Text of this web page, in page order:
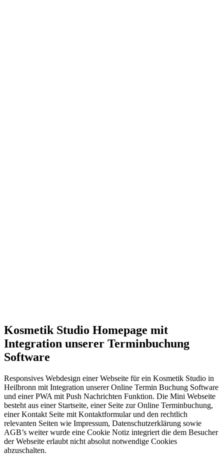
Kosmetik Studio Homepage mit
Integration unserer Terminbuchung
Software
Responsives Webdesign einer Webseite für ein Kosmetik Studio in
Heilbronn mit Integration unserer Online Termin Buchung Software
und einer PWA mit Push Nachrichten Funktion. Die Mini Webseite
besteht aus einer Startseite, einer Seite zur Online Terminbuchung,
einer Kontakt Seite mit Kontaktformular und den rechtlich
relevanten Seiten wie Impressum, Datenschutzerklärung sowie
AGB’s weiter wurde eine Cookie Notiz integriert die dem Besucher
der Webseite erlaubt nicht absolut notwendige Cookies
abzuschalten.